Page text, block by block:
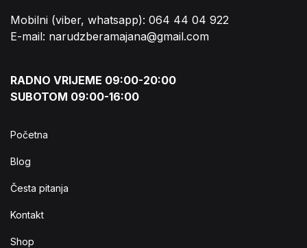
Mobilni (viber, whatsapp): 064 44 04 922
E-mail: narudzberamajana@gmail.com
RADNO VRIJEME 09:00-20:00
SUBOTOM 09:00-16:00
Početna
Blog
Česta pitanja
Kontakt
Shop